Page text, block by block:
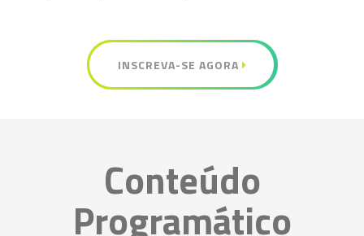
INSCREVA-SE AGORA
Conteúdo
Programático